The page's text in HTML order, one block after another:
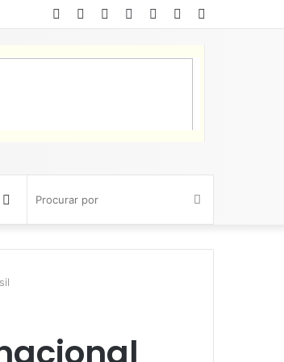
Artigo
aleatório
Entrar
Instagram
YouTube
Twitter
Facebook
Procurar
por
Switch
skin